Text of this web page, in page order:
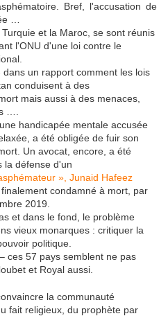
Bref, l'accusation de
…
et la Maroc, se sont réunis
l'ONU d'une loi contre le
dans un rapport comment les lois
conduisent à des
mais aussi à des menaces,
….
handicapée mentale accusée
a été obligée de fuir son
Un avocat, encore, a été
la défense d'un
», Junaid Hafeez
condamné à mort, par
2019.
et dans le fond, le problème
vieux monarques : critiquer la
politique.
ces 57 pays semblent ne pas
et Royal aussi.
la communauté
fait religieux, du prophète par